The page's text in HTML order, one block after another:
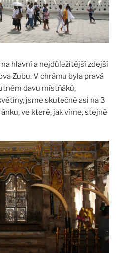
hlavní a nejdůležitější zdejší
Zubu. V chrámu byla pravá
davu místňáků,
jsme skutečně asi na 3
ve které, jak víme, stejně